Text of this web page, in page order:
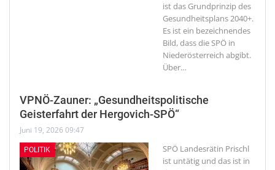
ist das Grundprinzip des
Gesundheitsplans 2040+.
Es ist ein bezeichnendes
Bild, dass die SPÖ in
Niederösterreich abgibt.
Über…
VPNÖ-Zauner: „Gesundheitspolitische
Geisterfahrt der Hergovich-SPÖ“
Juni 19, 2026 09:47
POLITIK
SPÖ Landesrätin Prischl
ist untätig und das ist in